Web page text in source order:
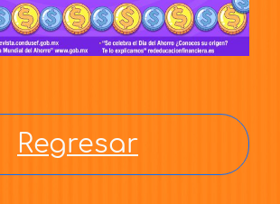
Regresar